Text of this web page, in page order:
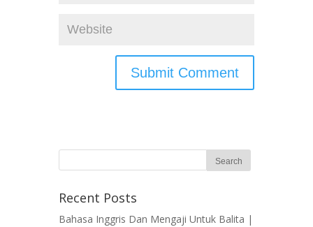
Recent Posts
Bahasa Inggris Dan Mengaji Untuk Balita |